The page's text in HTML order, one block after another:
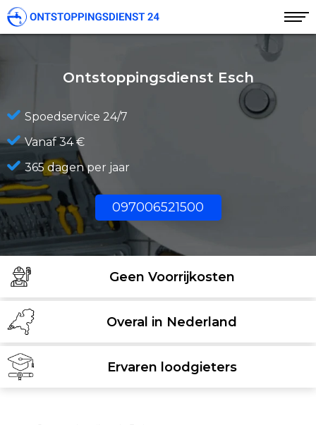
Ontstoppingsdienst Esch
Spoedservice 24/7
Vanaf 34 €
365 dagen per jaar
097006521500
Geen Voorrijkosten
Overal in Nederland
Ervaren loodgieters